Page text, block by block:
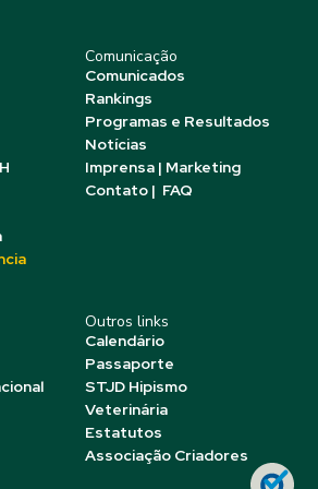
Comunicação
Comunicados
Rankings
Programas e Resultados
Notícias
Imprensa | Marketing
Contato | FAQ
Outros links
Calendário
Passaporte
STJD Hipismo
Veterinária
Estatutos
Associação Criadores